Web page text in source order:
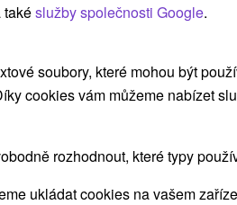
POKRAČOVAT
takéslužby společnosti Google.
soubory, které mohou být
cookies vám můžeme nabízet
rozhodnout, které typy
ukládat cookies na vašem